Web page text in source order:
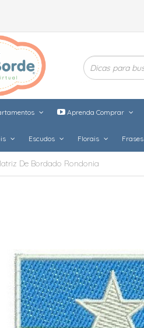
Aprenda Comprar
Escudos Florais Frases
De Bordado Rondonia